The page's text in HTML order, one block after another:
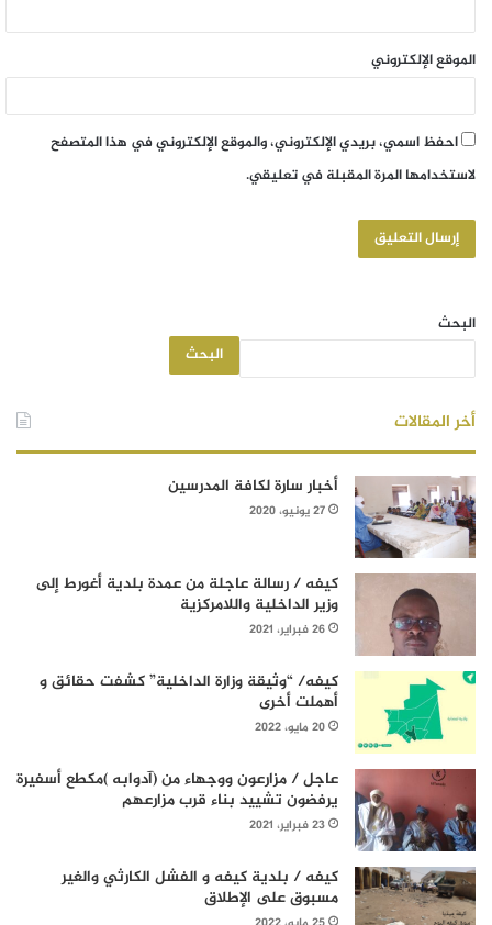
الموقع الإلكتروني
احفظ اسمي، بريدي الإلكتروني، والموقع الإلكتروني في هذا المتصفح
لاستخدامها المرة المقبلة في تعليقي.
البحث
البحث
أخر المقالات
أخبار سارة لكافة المدرسين
27 يونيو، 2020
كيفه / رسالة عاجلة من عمدة بلدية أغورط إلى
وزير الداخلية واللامركزية
26 فبراير، 2021
كيفه/ “وثيقة وزارة الداخلية” كشفت حقائق و
أهملت أخرى
20 مايو، 2022
عاجل / مزارعون ووجهاء من (آدوابه )مكطع أسفيرة
يرفضون تشييد بناء قرب مزارعهم
23 فبراير، 2021
كيفه / بلدية كيفه و الفشل الكارثي والغير
مسبوق على الإطلاق